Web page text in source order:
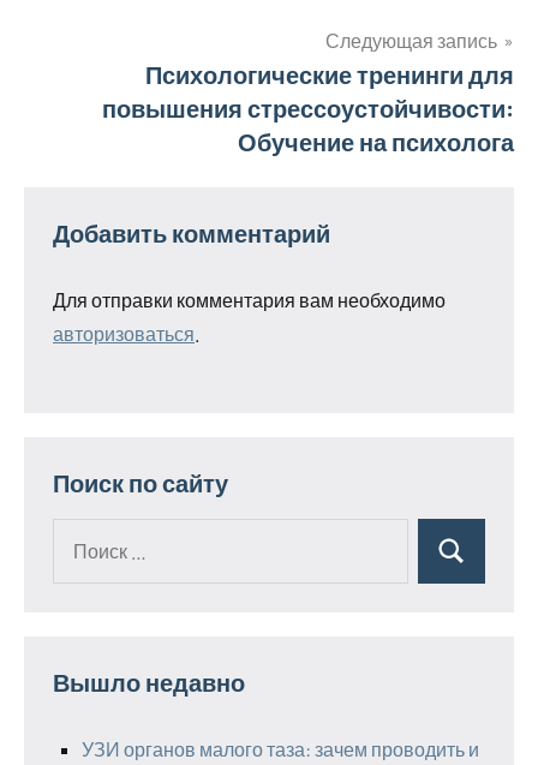
Следующая запись
Психологические тренинги для
повышения стрессоустойчивости:
Обучение на психолога
Добавить комментарий
Для отправки комментария вам необходимо
авторизоваться
Поиск по сайту
Поиск
Вышло недавно
УЗИ органов малого таза: зачем проводить и